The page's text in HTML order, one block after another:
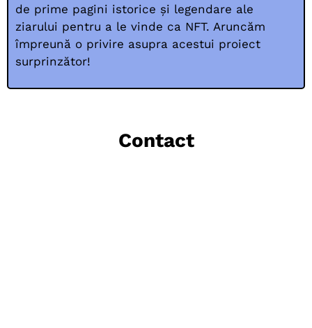
de prime pagini istorice și legendare ale
ziarului pentru a le vinde ca NFT. Aruncăm
împreună o privire asupra acestui proiect
surprinzător!
Contact